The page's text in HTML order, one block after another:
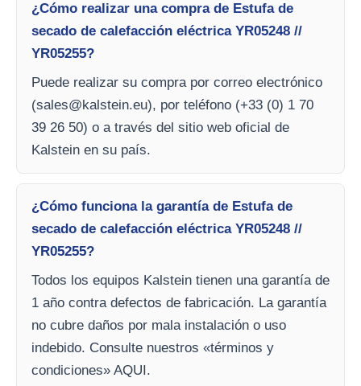
¿Cómo realizar una compra de Estufa de
secado de calefacción eléctrica YR05248 //
YR05255?
Puede realizar su compra por correo electrónico
(sales@kalstein.eu), por teléfono (+33 (0) 1 70
39 26 50) o a través del sitio web oficial de
Kalstein en su país.
¿Cómo funciona la garantía de Estufa de
secado de calefacción eléctrica YR05248 //
YR05255?
Todos los equipos Kalstein tienen una garantía de
1 año contra defectos de fabricación. La garantía
no cubre daños por mala instalación o uso
indebido. Consulte nuestros «términos y
condiciones» AQUI.